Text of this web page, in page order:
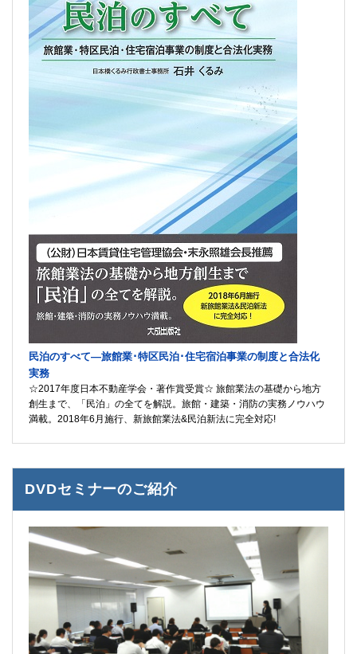
民泊のすべて―旅館業･特区民泊･住宅宿泊事業の制度と合法化
実務
☆2017年度日本不動産学会・著作賞受賞☆ 旅館業法の基礎から地方
創生まで、「民泊」の全てを解説。旅館・建築・消防の実務ノウハウ
満載。2018年6月施行、新旅館業法&民泊新法に完全対応!
DVDセミナーのご紹介